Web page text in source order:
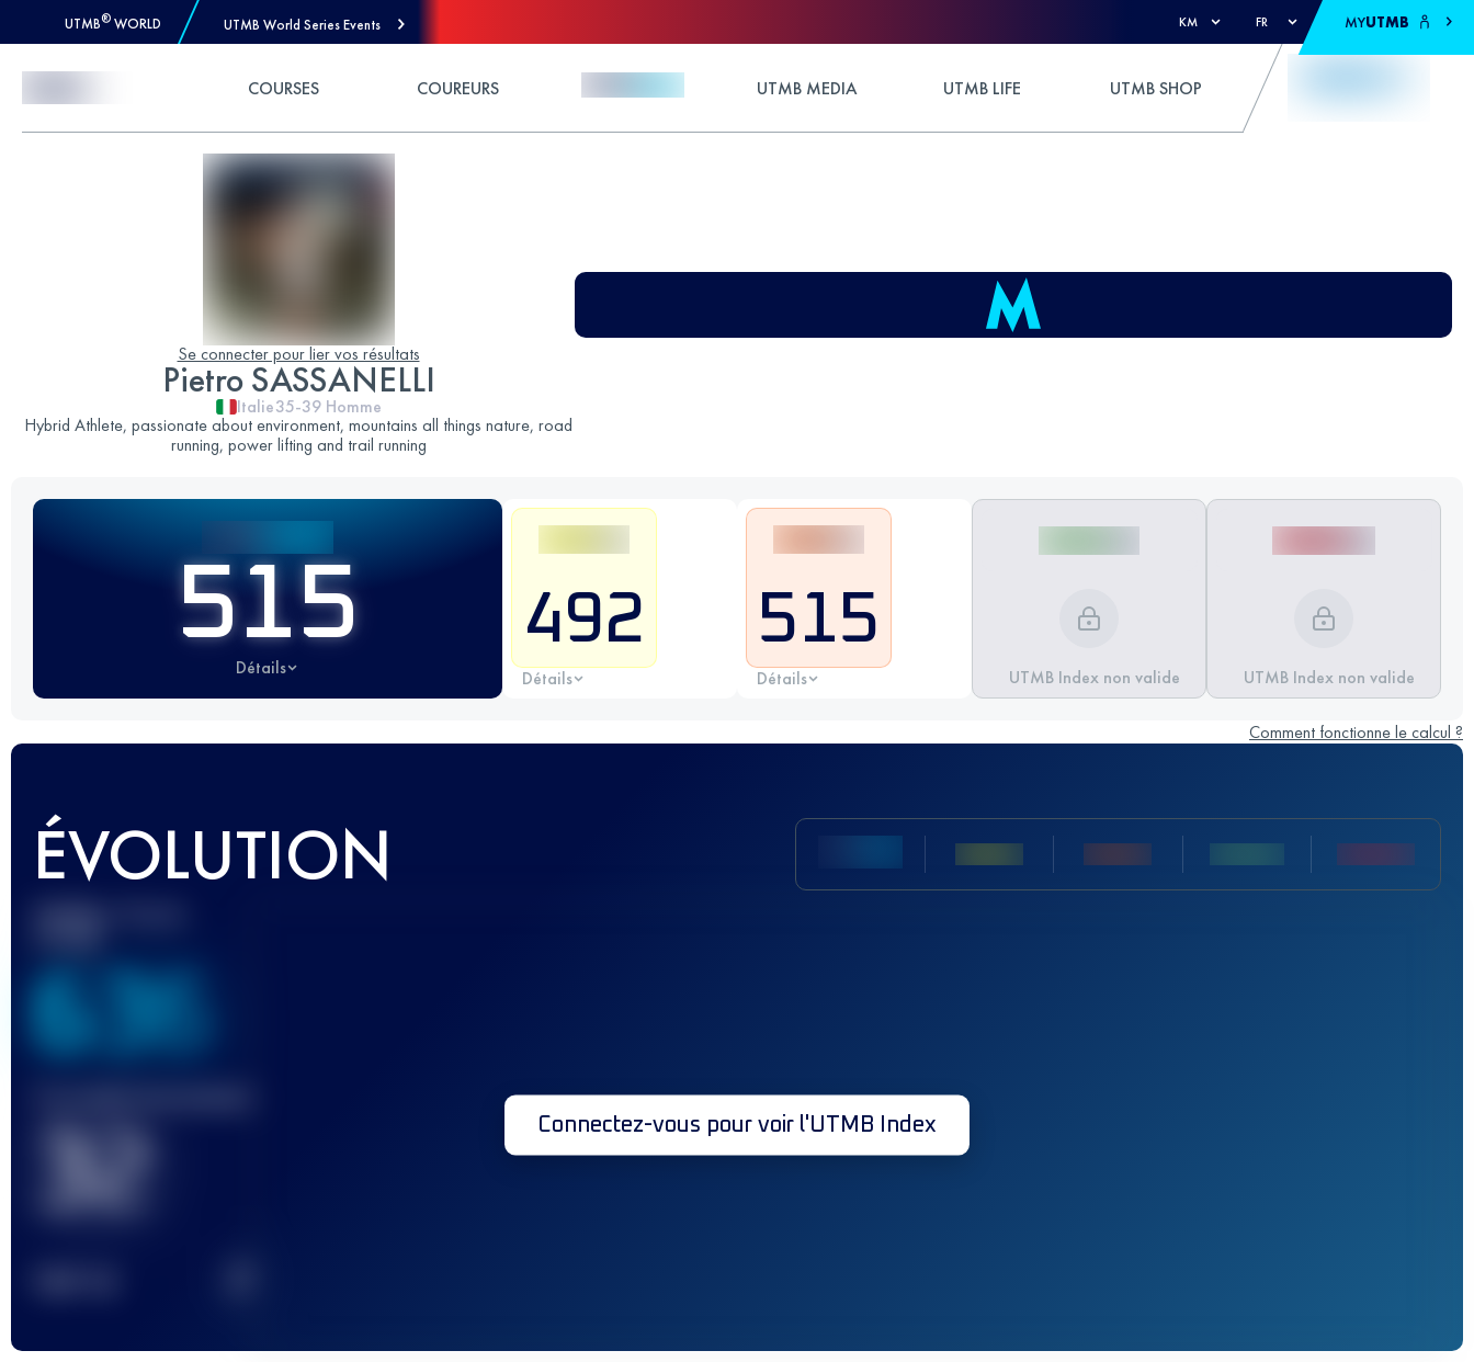
UTMB® WORLD UTMB World Series Events KM FR MYUTMB
COURSES COUREURS UTMB MEDIA UTMB LIFE UTMB SHOP
Se connecter pour lier vos résultats
Pietro SASSANELLI
Italie35-39 Homme
Hybrid Athlete, passionate about environment, mountains all things nature, road
running, power lifting and trail running
515
Détails
492
Détails
515
Détails UTMB Index non valide UTMB Index non valide
Comment fonctionne le calcul ?
ÉVOLUTION
Meilleur Score
636
32 Connectez-vous pour voir l'UTMB Index